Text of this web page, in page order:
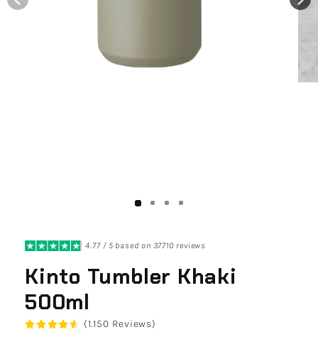
4.77 / 5 based on 37710 reviews
Kinto Tumbler Khaki
500ml
(1.150 Reviews)